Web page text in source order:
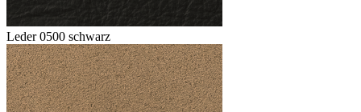
Leder 0500 schwarz